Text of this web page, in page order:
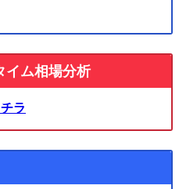
ム相場分析
ラ